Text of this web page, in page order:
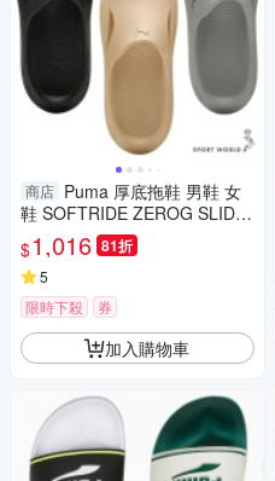
商店 Puma 厚底拖鞋 男鞋 女
鞋 SOFTRIDE ZEROG SLIDE
黑/卡其/灰【運動世界】40034
301/40034302/40034303
$1,016 81折
5
限時下殺
券
加入購物車